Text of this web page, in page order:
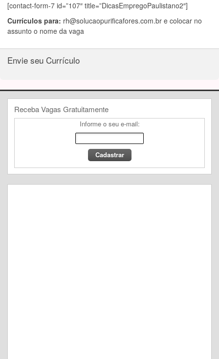
[contact-form-7 id=”107″ title=”DicasEmpregoPaulistano2″]
Currículos para: rh@solucaopurificafores.com.br e colocar no
assunto o nome da vaga
Envie seu Currículo
Receba Vagas Gratuitamente
Informe o seu e-mail: